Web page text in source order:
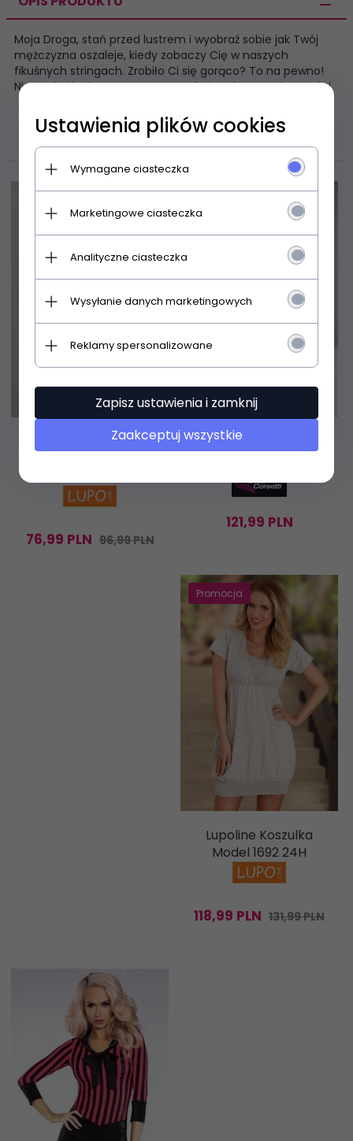
Moja Droga, stań przed lustrem i wyobraź sobie jak Twój
mężczyzna oszaleje, kiedy zobaczy Cię w naszych
fikuśnych stringach. Zrobiło Ci się gorąco? To na pewno!
Nie czekaj i od razu spraw wam obojgu dużo przyjemności.
POLECAMY
Koszulka LUPOLINE 1756
76,99 PLN 96,99 PLN
LivCo Corsetti Kostium
121,99 PLN
Promocja
Lupoline Koszulka
Model 1692 24H
118,99 PLN 131,99 PLN
Ustawienia plików cookies
Wymagane ciasteczka
Marketingowe ciasteczka
Analityczne ciasteczka
Wysyłanie danych marketingowych
Reklamy spersonalizowane
Zapisz ustawienia i zamknij
Zaakceptuj wszystkie